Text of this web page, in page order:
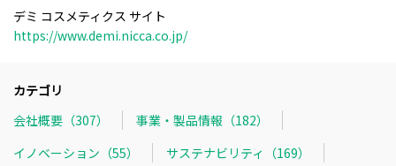
デミ コスメティクス サイト
https://www.demi.nicca.co.jp/
カテゴリ
会社概要（307）
事業・製品情報（182）
イノベーション（55）
サステナビリティ（169）